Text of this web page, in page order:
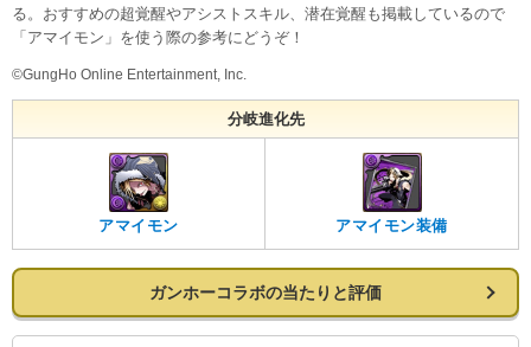
る。おすすめの超覚醒やアシストスキル、潜在覚醒も掲載しているので
「アマイモン」を使う際の参考にどうぞ！
©GungHo Online Entertainment, Inc.
分岐進化先
アマイモン アマイモン装備
ガンホーコラボの当たりと評価